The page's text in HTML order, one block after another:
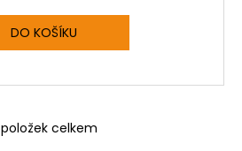
DO KOŠÍKU
O
položek celkem